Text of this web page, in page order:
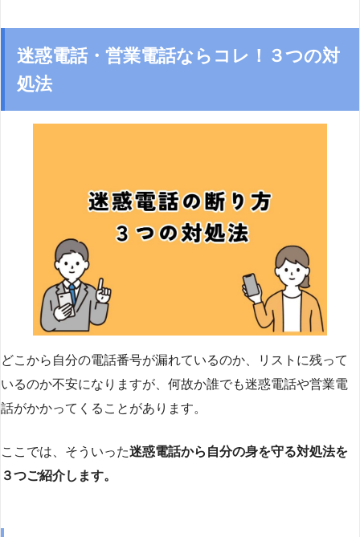
迷惑電話・営業電話ならコレ！３つの対
処法
どこから自分の電話番号が漏れているのか、リストに残って
いるのか不安になりますが、何故か誰でも迷惑電話や営業電
話がかかってくることがあります。
ここでは、そういった迷惑電話から自分の身を守る対処法を
３つご紹介します。